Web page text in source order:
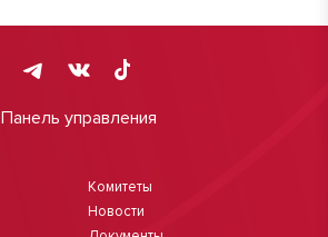
Панель управления
Комитеты
Новости